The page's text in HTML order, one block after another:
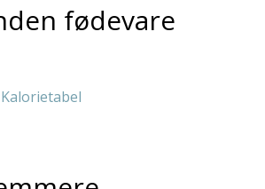
fødevare